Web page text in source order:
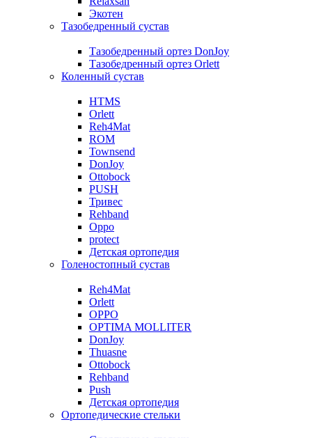
Экотен
Тазобедренный сустав
Тазобедренный ортез DonJoy
Тазобедренный ортез Orlett
Коленный сустав
HTMS
Orlett
Reh4Mat
ROM
Townsend
DonJoy
Ottobock
PUSH
Тривес
Rehband
Oppo
protect
Детская ортопедия
Голеностопный сустав
Reh4Mat
Orlett
OPPO
OPTIMA MOLLITER
DonJoy
Thuasne
Ottobock
Rehband
Push
Детская ортопедия
Ортопедические стельки